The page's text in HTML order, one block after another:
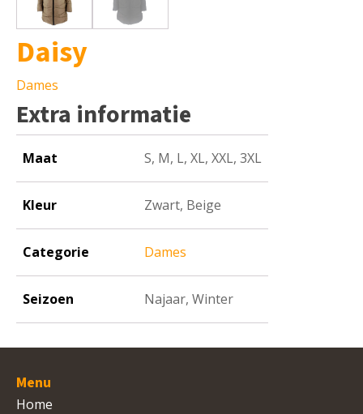
Daisy
Dames
Extra informatie
Maat S, M, L, XL, XXL, 3XL
Kleur Zwart, Beige
Categorie Dames
Seizoen Najaar, Winter
Menu
Home